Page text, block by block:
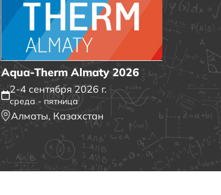
Aqua-Therm Almaty 2026
2-4 сентября 2026 г.
среда - пятница
Алматы, Казахстан